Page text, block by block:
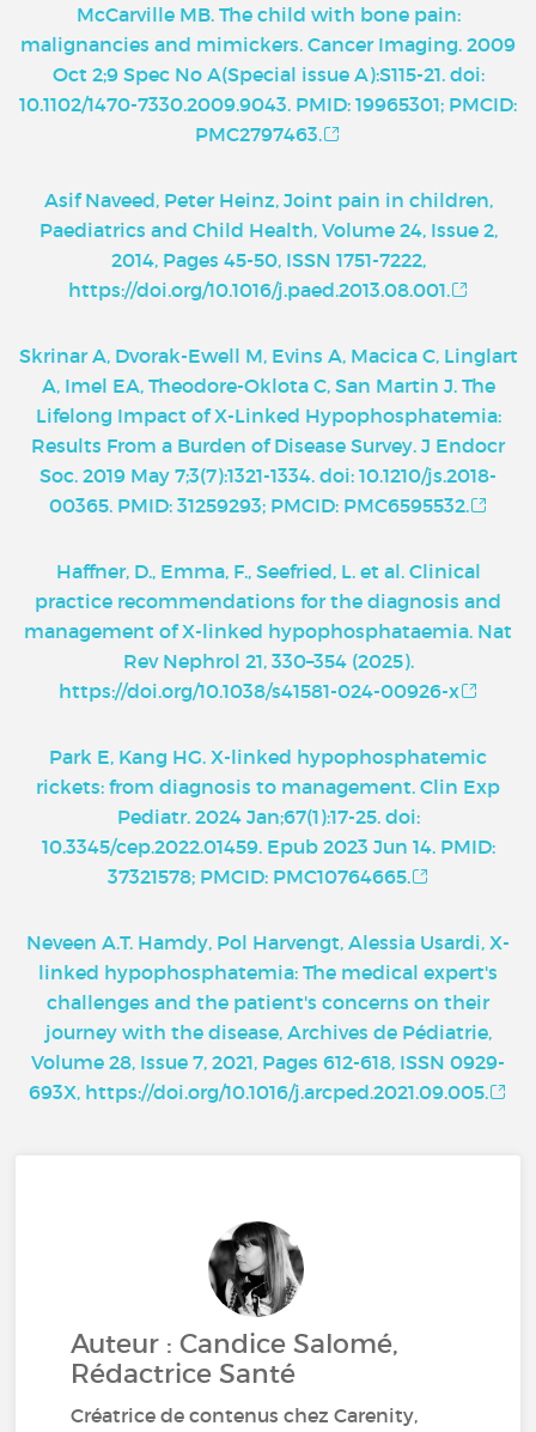
McCarville MB. The child with bone pain:
malignancies and mimickers. Cancer Imaging. 2009
Oct 2;9 Spec No A(Special issue A):S115-21. doi:
10.1102/1470-7330.2009.9043. PMID: 19965301; PMCID:
PMC2797463.
Asif Naveed, Peter Heinz, Joint pain in children,
Paediatrics and Child Health, Volume 24, Issue 2,
2014, Pages 45-50, ISSN 1751-7222,
https://doi.org/10.1016/j.paed.2013.08.001.
Skrinar A, Dvorak-Ewell M, Evins A, Macica C, Linglart
A, Imel EA, Theodore-Oklota C, San Martin J. The
Lifelong Impact of X-Linked Hypophosphatemia:
Results From a Burden of Disease Survey. J Endocr
Soc. 2019 May 7;3(7):1321-1334. doi: 10.1210/js.2018-
00365. PMID: 31259293; PMCID: PMC6595532.
Haffner, D., Emma, F., Seefried, L. et al. Clinical
practice recommendations for the diagnosis and
management of X-linked hypophosphataemia. Nat
Rev Nephrol 21, 330–354 (2025).
https://doi.org/10.1038/s41581-024-00926-x
Park E, Kang HG. X-linked hypophosphatemic
rickets: from diagnosis to management. Clin Exp
Pediatr. 2024 Jan;67(1):17-25. doi:
10.3345/cep.2022.01459. Epub 2023 Jun 14. PMID:
37321578; PMCID: PMC10764665.
Neveen A.T. Hamdy, Pol Harvengt, Alessia Usardi, X-
linked hypophosphatemia: The medical expert's
challenges and the patient's concerns on their
journey with the disease, Archives de Pédiatrie,
Volume 28, Issue 7, 2021, Pages 612-618, ISSN 0929-
693X, https://doi.org/10.1016/j.arcped.2021.09.005.
Auteur : Candice Salomé,
Rédactrice Santé
Créatrice de contenus chez Carenity,